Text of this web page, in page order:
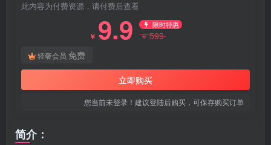
此内容为付费资源，请付费后查看
￥ 9.9 限时特惠
￥599
轻奢会员 免费
立即购买
您当前未登录！建议登陆后购买，可保存购买订单
简介：